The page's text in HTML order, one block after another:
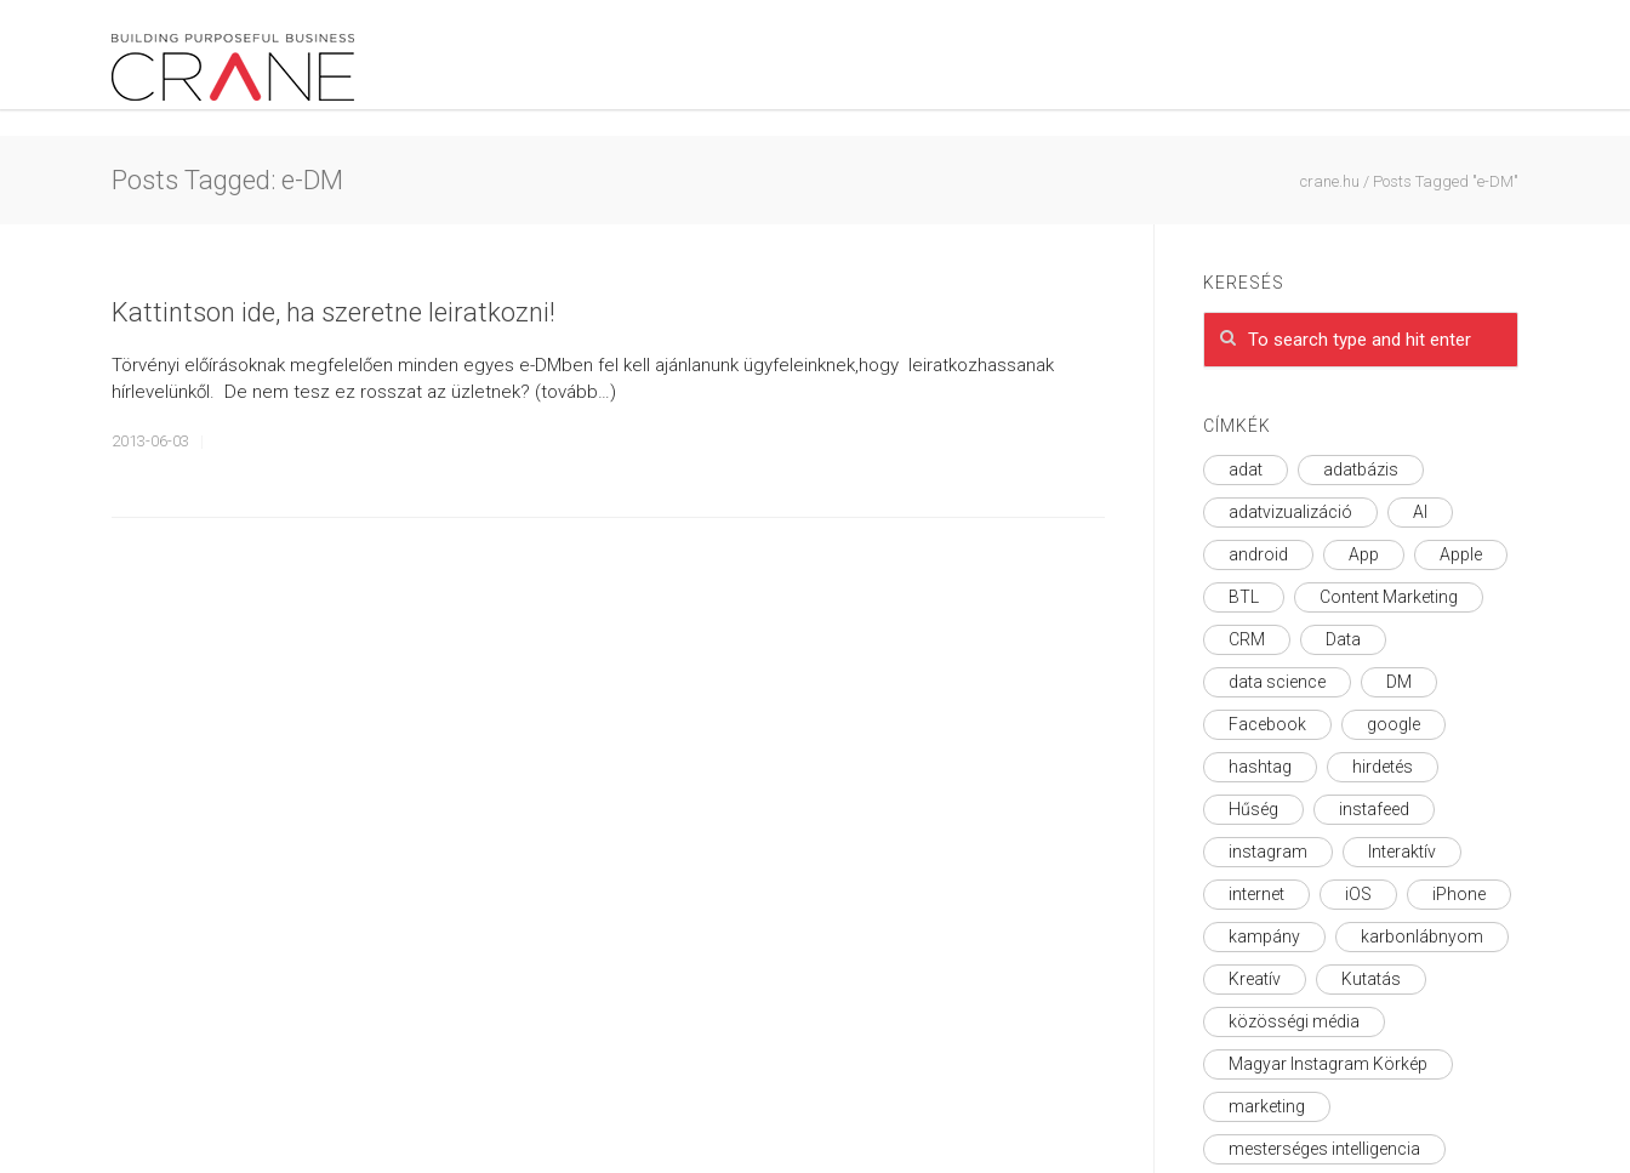
Posts Tagged: e-DM crane.hu / Posts Tagged "e-DM"
Kattintson ide, ha szeretne leiratkozni!
Törvényi előírásoknak megfelelően minden egyes e-DMben fel kell ajánlanunk ügyfeleinknek,hogy leiratkozhassanak
hírlevelünkől. De nem tesz ez rosszat az üzletnek? (tovább…)
2013-06-03
KERESÉS
CÍMKÉK
adat adatbázis
adatvizualizáció AI
android App Apple
BTL Content Marketing
CRM Data
data science DM
Facebook google
hashtag hirdetés
Hűség instafeed
instagram Interaktív
internet iOS iPhone
kampány karbonlábnyom
Kreatív Kutatás
közösségi média
Magyar Instagram Körkép
marketing
mesterséges intelligencia